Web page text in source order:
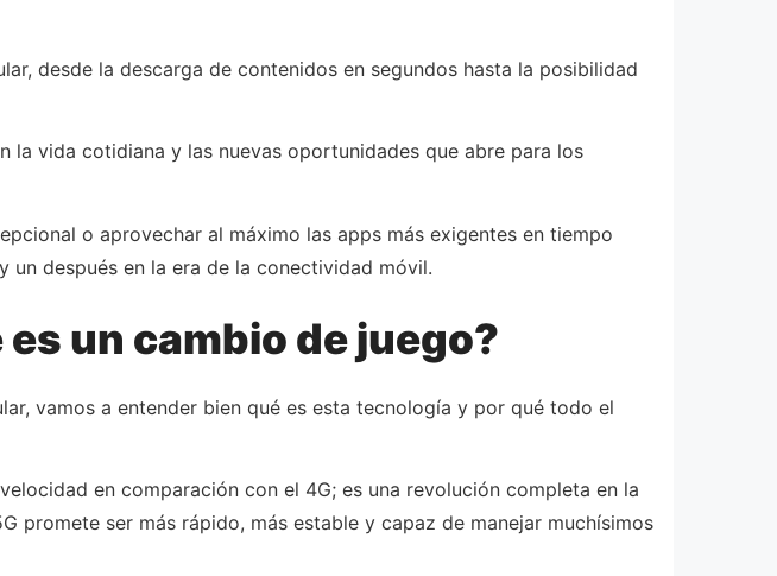
desde la descarga de contenidos en segundos hasta la posibilidad
la vida cotidiana y las nuevas oportunidades que abre para los
o aprovechar al máximo las apps más exigentes en tiempo
un después en la era de la conectividad móvil.
un cambio de juego?
vamos a entender bien qué es esta tecnología y por qué todo el
en comparación con el 4G; es una revolución completa en la
promete ser más rápido, más estable y capaz de manejar muchísimos